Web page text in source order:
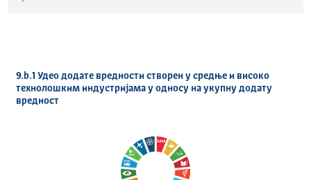
9.b.1 Удео додате вредности створен у средње и високо
технолошким индустријама у односу на укупну додату
вредност